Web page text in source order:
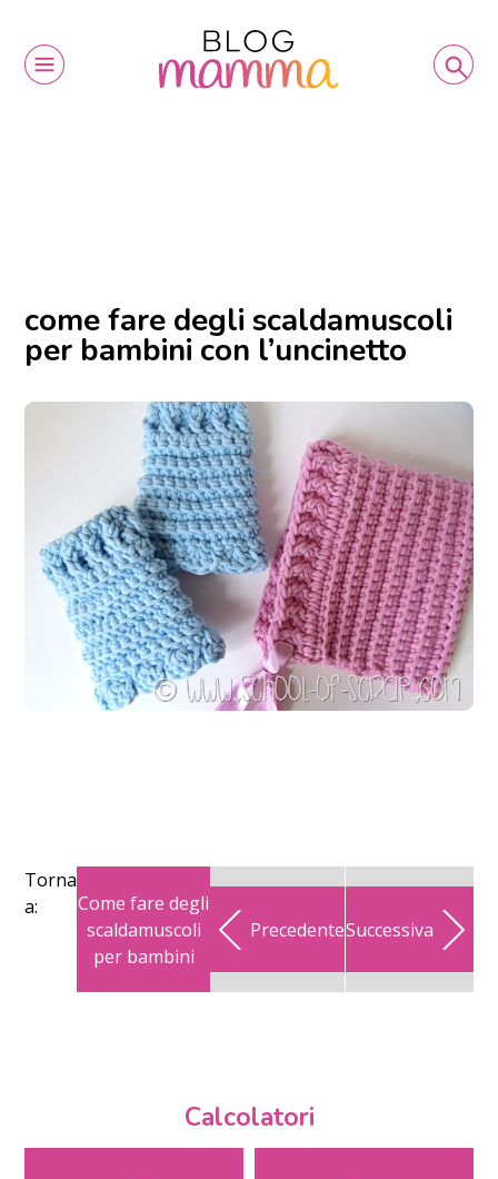
come fare degli scaldamuscoli
per bambini con l’uncinetto
Torna
a:
Come fare degli
scaldamuscoli
per bambini
PrecedenteSuccessiva
Calcolatori